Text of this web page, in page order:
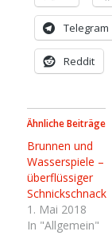
Telegram
Reddit
Ähnliche Beiträge
Brunnen und
Wasserspiele –
überflüssiger
Schnickschnack
1. Mai 2018
In "Allgemein"